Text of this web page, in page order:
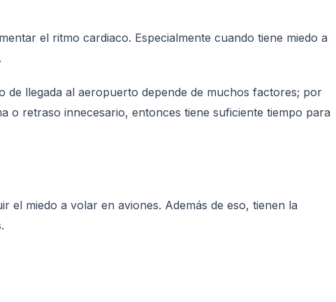
el ritmo cardiaco. Especialmente cuando tiene miedo a
de llegada al aeropuerto depende de muchos factores; por
o retraso innecesario, entonces tiene suficiente tiempo para
el miedo a volar en aviones. Además de eso, tienen la